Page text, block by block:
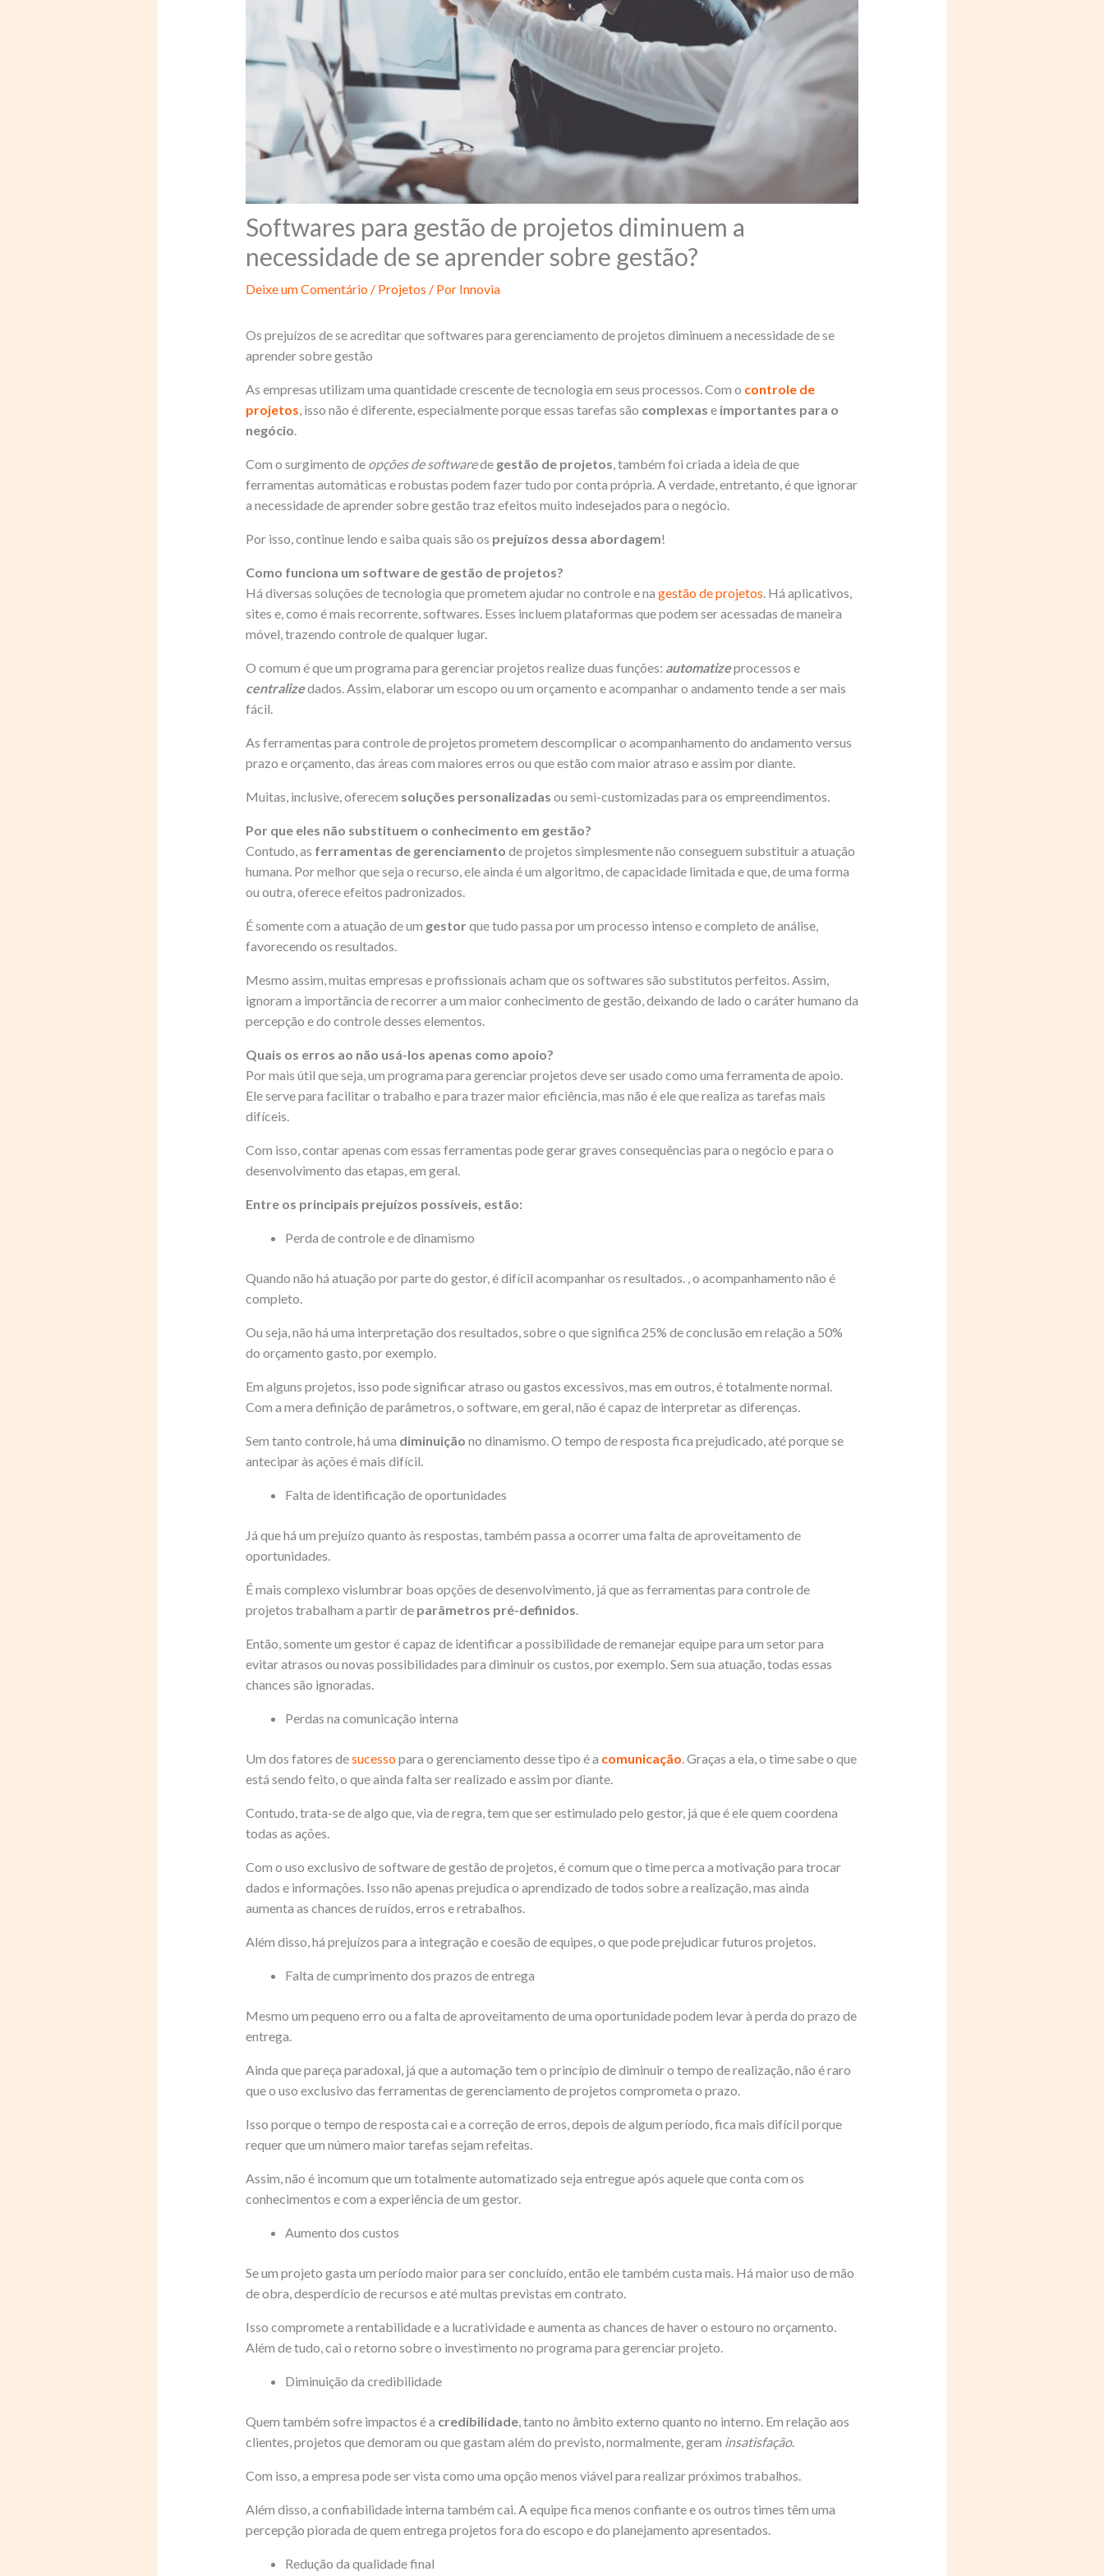
Softwares para gestão de projetos diminuem a
necessidade de se aprender sobre gestão?
Deixe um Comentário / Projetos / Por Innovia
Os prejuízos de se acreditar que softwares para gerenciamento de projetos diminuem a necessidade de se
aprender sobre gestão
As empresas utilizam uma quantidade crescente de tecnologia em seus processos. Com o controle de
projetos, isso não é diferente, especialmente porque essas tarefas são complexas e importantes para o
negócio.
Com o surgimento de opções de softwarede gestão de projetos, também foi criada a ideia de que
ferramentas automáticas e robustas podem fazer tudo por conta própria. A verdade, entretanto, é que ignorar
a necessidade de aprender sobre gestão traz efeitos muito indesejados para o negócio.
Por isso, continue lendo e saiba quais são os prejuízos dessa abordagem!
Como funciona um software de gestão de projetos?
Há diversas soluções de tecnologia que prometem ajudar no controle e na gestão de projetos. Há aplicativos,
sites e, como é mais recorrente, softwares. Esses incluem plataformas que podem ser acessadas de maneira
móvel, trazendo controle de qualquer lugar.
O comum é que um programa para gerenciar projetos realize duas funções: automatizeprocessos e
centralizedados. Assim, elaborar um escopo ou um orçamento e acompanhar o andamento tende a ser mais
fácil.
As ferramentas para controle de projetos prometem descomplicar o acompanhamento do andamento versus
prazo e orçamento, das áreas com maiores erros ou que estão com maior atraso e assim por diante.
Muitas, inclusive, oferecem soluções personalizadas ou semi-customizadas para os empreendimentos.
Por que eles não substituem o conhecimento em gestão?
Contudo, as ferramentas de gerenciamento de projetos simplesmente não conseguem substituir a atuação
humana. Por melhor que seja o recurso, ele ainda é um algoritmo, de capacidade limitada e que, de uma forma
ou outra, oferece efeitos padronizados.
É somente com a atuação de um gestor que tudo passa por um processo intenso e completo de análise,
favorecendo os resultados.
Mesmo assim, muitas empresas e profissionais acham que os softwares são substitutos perfeitos. Assim,
ignoram a importância de recorrer a um maior conhecimento de gestão, deixando de lado o caráter humano da
percepção e do controle desses elementos.
Quais os erros ao não usá-los apenas como apoio?
Por mais útil que seja, um programa para gerenciar projetos deve ser usado como uma ferramenta de apoio.
Ele serve para facilitar o trabalho e para trazer maior eficiência, mas não é ele que realiza as tarefas mais
difíceis.
Com isso, contar apenas com essas ferramentas pode gerar graves consequências para o negócio e para o
desenvolvimento das etapas, em geral.
Entre os principais prejuízos possíveis, estão:
Perda de controle e de dinamismo
Quando não há atuação por parte do gestor, é difícil acompanhar os resultados. , o acompanhamento não é
completo.
Ou seja, não há uma interpretação dos resultados, sobre o que significa 25% de conclusão em relação a 50%
do orçamento gasto, por exemplo.
Em alguns projetos, isso pode significar atraso ou gastos excessivos, mas em outros, é totalmente normal.
Com a mera definição de parâmetros, o software, em geral, não é capaz de interpretar as diferenças.
Sem tanto controle, há uma diminuição no dinamismo. O tempo de resposta fica prejudicado, até porque se
antecipar às ações é mais difícil.
Falta de identificação de oportunidades
Já que há um prejuízo quanto às respostas, também passa a ocorrer uma falta de aproveitamento de
oportunidades.
É mais complexo vislumbrar boas opções de desenvolvimento, já que as ferramentas para controle de
projetos trabalham a partir de parâmetros pré-definidos.
Então, somente um gestor é capaz de identificar a possibilidade de remanejar equipe para um setor para
evitar atrasos ou novas possibilidades para diminuir os custos, por exemplo. Sem sua atuação, todas essas
chances são ignoradas.
Perdas na comunicação interna
Um dos fatores desucessopara o gerenciamento desse tipo é a comunicação. Graças a ela, o time sabe o que
está sendo feito, o que ainda falta ser realizado e assim por diante.
Contudo, trata-se de algo que, via de regra, tem que ser estimulado pelo gestor, já que é ele quem coordena
todas as ações.
Com o uso exclusivo de software de gestão de projetos, é comum que o time perca a motivação para trocar
dados e informações. Isso não apenas prejudica o aprendizado de todos sobre a realização, mas ainda
aumenta as chances de ruídos, erros e retrabalhos.
Além disso, há prejuízos para a integração e coesão de equipes, o que pode prejudicar futuros projetos.
Falta de cumprimento dos prazos de entrega
Mesmo um pequeno erro ou a falta de aproveitamento de uma oportunidade podem levar à perda do prazo de
entrega.
Ainda que pareça paradoxal, já que a automação tem o princípio de diminuir o tempo de realização, não é raro
que o uso exclusivo das ferramentas de gerenciamento de projetos comprometa o prazo.
Isso porque o tempo de resposta cai e a correção de erros, depois de algum período, fica mais difícil porque
requer que um número maior tarefas sejam refeitas.
Assim, não é incomum que um totalmente automatizado seja entregue após aquele que conta com os
conhecimentos e com a experiência de um gestor.
Aumento dos custos
Se um projeto gasta um período maior para ser concluído, então ele também custa mais. Há maior uso de mão
de obra, desperdício de recursos e até multas previstas em contrato.
Isso compromete a rentabilidade e a lucratividade e aumenta as chances de haver o estouro no orçamento.
Além de tudo, cai o retorno sobre o investimento no programa para gerenciar projeto.
Diminuição da credibilidade
Quem também sofre impactos é a credibilidade, tanto no âmbito externo quanto no interno. Em relação aos
clientes, projetos que demoram ou que gastam além do previsto, normalmente, geram insatisfação.
Com isso, a empresa pode ser vista como uma opção menos viável para realizar próximos trabalhos.
Além disso, a confiabilidade interna também cai. A equipe fica menos confiante e os outros times têm uma
percepção piorada de quem entrega projetos fora do escopo e do planejamento apresentados.
Redução da qualidade final